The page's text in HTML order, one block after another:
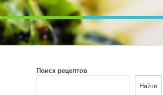
ПЕЧИ. ДИЕТИЧЕСКОЕ ПИТАНИЕ
Поиск рецептов
Найти